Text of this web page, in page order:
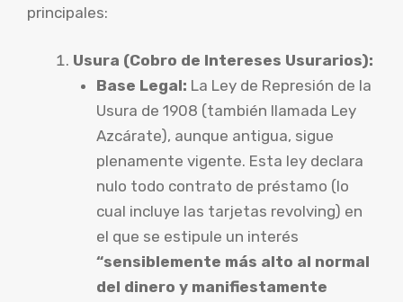
principales:
Usura (Cobro de Intereses Usurarios):
Base Legal: La Ley de Represión de la
Usura de 1908 (también llamada Ley
Azcárate), aunque antigua, sigue
plenamente vigente. Esta ley declara
nulo todo contrato de préstamo (lo
cual incluye las tarjetas revolving) en
el que se estipule un interés
“sensiblemente más alto al normal
del dinero y manifiestamente